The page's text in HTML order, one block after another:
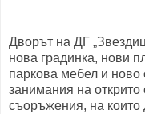
Дворът на ДГ
нова градинка, нови
паркова мебел и ново
занимания на
съоръжения, на които